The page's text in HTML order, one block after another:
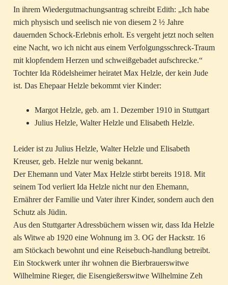
In ihrem Wiedergutmachungsantrag schreibt Edith: „Ich habe
mich physisch und seelisch nie von diesem 2 ½ Jahre
dauernden Schock-Erlebnis erholt. Es vergeht jetzt noch selten
eine Nacht, wo ich nicht aus einem Verfolgungsschreck-Traum
mit klopfendem Herzen und schweißgebadet aufschrecke.“
Tochter Ida Rödelsheimer heiratet Max Helzle, der kein Jude
ist. Das Ehepaar Helzle bekommt vier Kinder:
Margot Helzle, geb. am 1. Dezember 1910 in Stuttgart
Julius Helzle, Walter Helzle und Elisabeth Helzle.
Leider ist zu Julius Helzle, Walter Helzle und Elisabeth
Kreuser, geb. Helzle nur wenig bekannt.
Der Ehemann und Vater Max Helzle stirbt bereits 1918. Mit
seinem Tod verliert Ida Helzle nicht nur den Ehemann,
Ernährer der Familie und Vater ihrer Kinder, sondern auch den
Schutz als Jüdin.
Aus den Stuttgarter Adressbüchern wissen wir, dass Ida Helzle
als Witwe ab 1920 eine Wohnung im 3. OG der Hackstr. 16
am Stöckach bewohnt und eine Reisebuch-handlung betreibt.
Ein Stockwerk unter ihr wohnen die Bierbrauerswitwe
Wilhelmine Rieger, die Eisengießerswitwe Wilhelmine Zeh